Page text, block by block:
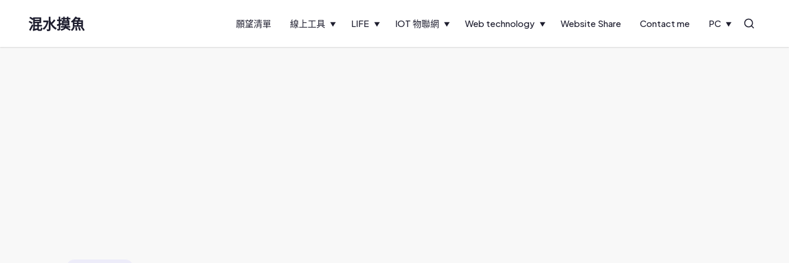
混水摸魚 願望清單 線上工具 LIFE IOT 物聯網 Web technology Website Share Contact me PC Search